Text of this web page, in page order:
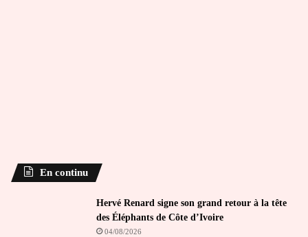
En continu
Hervé Renard signe son grand retour à la tête
des Éléphants de Côte d’Ivoire
04/08/2026